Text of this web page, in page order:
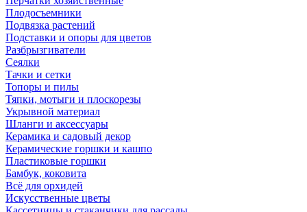
Плодосъемники
Подвязка растений
Подставки и опоры для цветов
Разбрызгиватели
Сеялки
Тачки и сетки
Топоры и пилы
Тяпки, мотыги и плоскорезы
Укрывной материал
Шланги и аксессуары
Керамика и садовый декор
Керамические горшки и кашпо
Пластиковые горшки
Бамбук, коковита
Всё для орхидей
Искусственные цветы